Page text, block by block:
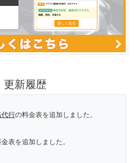
更新履歴
代行の料金表を追加しました。
表を追加しました。